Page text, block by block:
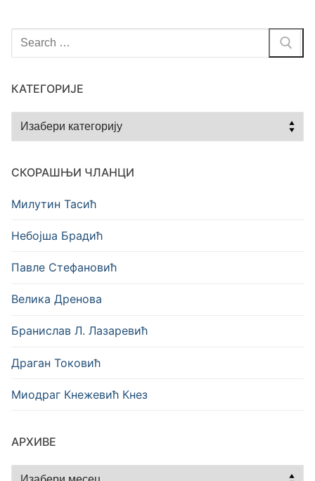
Тражи
за:
КАТЕГОРИЈЕ
Категорије
СКОРАШЊИ ЧЛАНЦИ
Милутин Тасић
Небојша Брадић
Павле Стефановић
Велика Дренова
Бранислав Л. Лазаревић
Драган Токовић
Миодраг Кнежевић Кнез
АРХИВЕ
Архиве